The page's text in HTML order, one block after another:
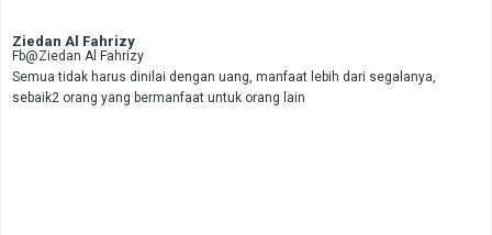
Ziedan Al Fahrizy
Fb@Ziedan Al Fahrizy
Semua tidak harus dinilai dengan uang, manfaat lebih dari segalanya,
sebaik2 orang yang bermanfaat untuk orang lain